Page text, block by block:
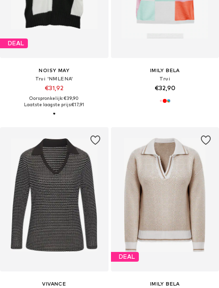
DEAL
NOISY MAY
Trui 'NMLENA'
€31,92
Oorspronkelijk: €39,90
Laatste laagste prijs:€17,91
IMILY BELA
Trui
€32,90
VIVANCE
DEAL
IMILY BELA